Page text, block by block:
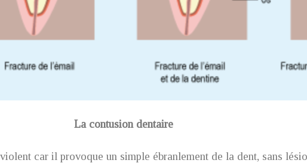
La contusion dentaire
car il provoque un simple ébranlement de la dent, sans